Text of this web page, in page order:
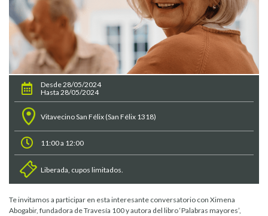
Desde 28/05/2024
Hasta 28/05/2024
Vitavecino San Félix (San Félix 1318)
11:00 a 12:00
Liberada, cupos limitados.
Te invitamos a participar en esta interesante conversatorio con Ximena
Abogabir, fundadora de Travesía 100 y autora del libro ‘Palabras mayores’,